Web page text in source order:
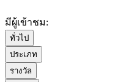
มีผู้เข้าชม:
ทั่วไป
ประเภท
รางวัล